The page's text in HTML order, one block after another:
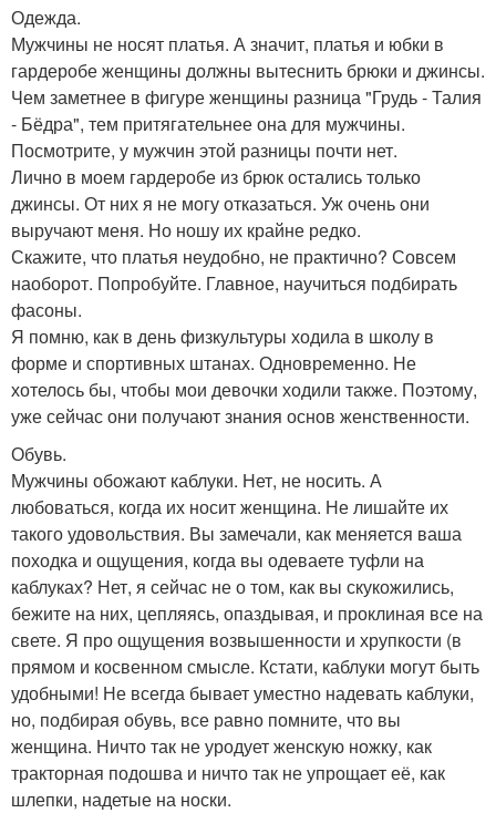
Одежда.
Мужчины не носят платья. А значит, платья и юбки в
гардеробе женщины должны вытеснить брюки и джинсы.
Чем заметнее в фигуре женщины разница "Грудь - Талия
- Бёдра", тем притягательнее она для мужчины.
Посмотрите, у мужчин этой разницы почти нет.
Лично в моем гардеробе из брюк остались только
джинсы. От них я не могу отказаться. Уж очень они
выручают меня. Но ношу их крайне редко.
Скажите, что платья неудобно, не практично? Совсем
наоборот. Попробуйте. Главное, научиться подбирать
фасоны.
Я помню, как в день физкультуры ходила в школу в
форме и спортивных штанах. Одновременно. Не
хотелось бы, чтобы мои девочки ходили также. Поэтому,
уже сейчас они получают знания основ женственности.
Обувь.
Мужчины обожают каблуки. Нет, не носить. А
любоваться, когда их носит женщина. Не лишайте их
такого удовольствия. Вы замечали, как меняется ваша
походка и ощущения, когда вы одеваете туфли на
каблуках? Нет, я сейчас не о том, как вы скукожились,
бежите на них, цепляясь, опаздывая, и проклиная все на
свете. Я про ощущения возвышенности и хрупкости (в
прямом и косвенном смысле. Кстати, каблуки могут быть
удобными! Не всегда бывает уместно надевать каблуки,
но, подбирая обувь, все равно помните, что вы
женщина. Ничто так не уродует женскую ножку, как
тракторная подошва и ничто так не упрощает её, как
шлепки, надетые на носки.